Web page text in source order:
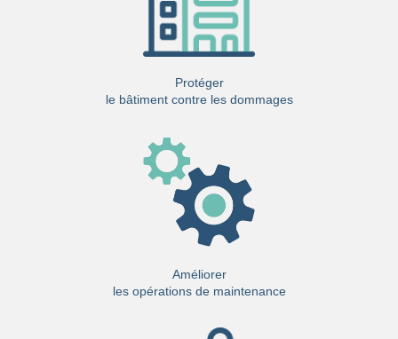
Protéger
le bâtiment contre les dommages
Améliorer
les opérations de maintenance